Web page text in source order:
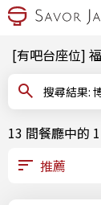
[有吧台座位]
13 間餐廳中的